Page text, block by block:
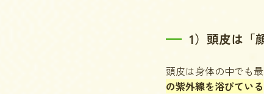
1）頭皮は「
頭皮は身体の中でも
の紫外線を浴びている